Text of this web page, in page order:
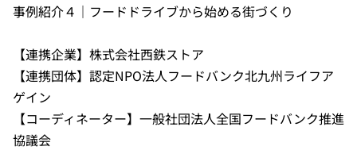
事例紹介４｜フードドライブから始める街づくり
【連携企業】株式会社西鉄ストア
【連携団体】認定NPO法人フードバンク北九州ライフア
ゲイン
【コーディネーター】一般社団法人全国フードバンク推進
協議会